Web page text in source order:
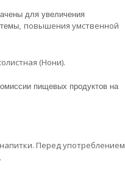
для увеличения
повышения умственной
(Нони).
пищевых продуктов на
Перед употреблением